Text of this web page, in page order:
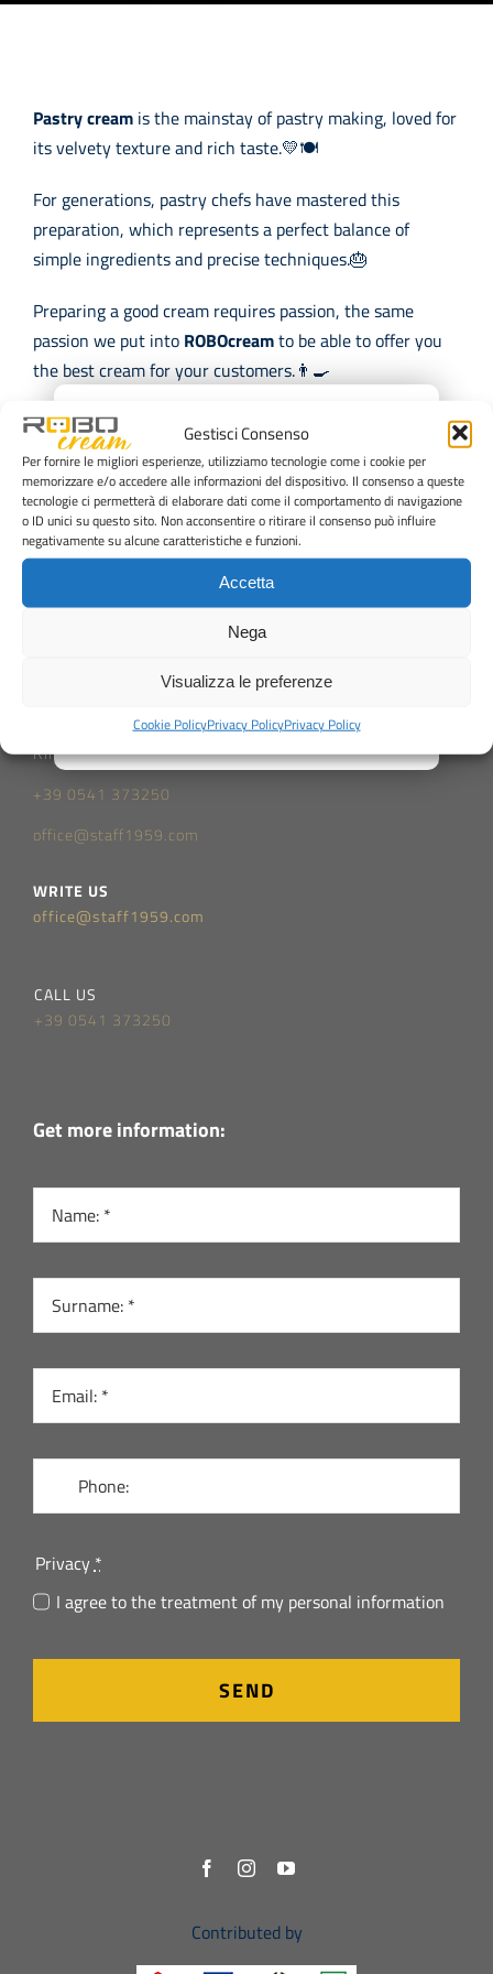
Gestisci Consenso
Per fornire le migliori esperienze, utilizziamo tecnologie come i cookie per
memorizzare e/o accedere alle informazioni del dispositivo. Il consenso a queste
tecnologie ci permetterà di elaborare dati come il comportamento di navigazione
o ID unici su questo sito. Non acconsentire o ritirare il consenso può influire
negativamente su alcune caratteristiche e funzioni.
Accetta
Nega
Visualizza le preferenze
Cookie PolicyPrivacy PolicyPrivacy Policy
Pastry creamis the mainstay of pastry making, loved for
its velvety texture and rich taste.💛🍽️
For generations, pastry chefs have mastered this
preparation, which represents a perfect balance of
simple ingredients and precise techniques.🎂
Preparing a good cream requires passion, the same
passion we put into ROBOcreamto be able to offer you
the best cream for your customers.👨‍🍳
Find out how you can enhance your preparations with
ROBOcream.🔝
Via Anna Frank, 8
Rimini, 47924
+39 0541 373250
office@staff1959.com
WRITE US
office@staff1959.com
CALL US
+39 0541 373250
Get more information:
Privacy*
I agree to the treatment of my personal information
SEND
Contributed by